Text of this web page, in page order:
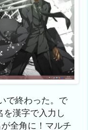
で終わった。で
漢字で入力し
全角に！マルチ